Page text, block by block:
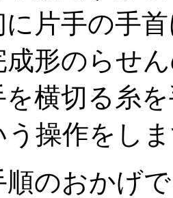
に片手の手
成形のらせ
を横切る糸
う操作をし
のおかげ